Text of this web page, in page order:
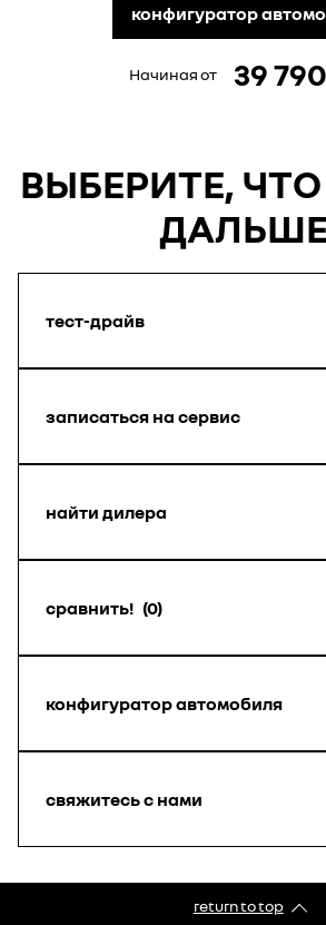
конфигуратор
Начиная от 39
ВЫБЕРИТЕ,
тест-драйв
записаться на сервис
найти дилера
сравнить! 0
конфигуратор автомобиля
свяжитесь с нами
return to top